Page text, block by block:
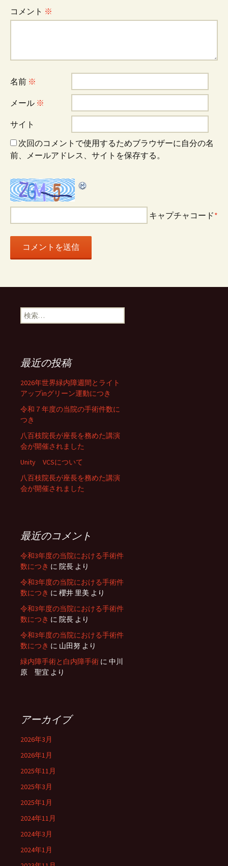
ー
ョ
ン
コメント ※
名前 ※
メール ※
サイト
次回のコメントで使用するためブラウザーに自分の名
前、メールアドレス、サイトを保存する。
キャプチャコード*
検
索:
最近の投稿
2026年世界緑内障週間とライト
アップinグリーン運動につき
令和７年度の当院の手術件数に
つき
八百枝院長が座長を務めた講演
会が開催されました
Unity VCSについて
八百枝院長が座長を務めた講演
会が開催されました
最近のコメント
令和3年度の当院における手術件
数につき に 院長 より
令和3年度の当院における手術件
数につき に 櫻井 里美 より
令和3年度の当院における手術件
数につき に 院長 より
令和3年度の当院における手術件
数につき に 山田努 より
緑内障手術と白内障手術 に 中川
原 聖宜 より
アーカイブ
2026年3月
2026年1月
2025年11月
2025年3月
2025年1月
2024年11月
2024年3月
2024年1月